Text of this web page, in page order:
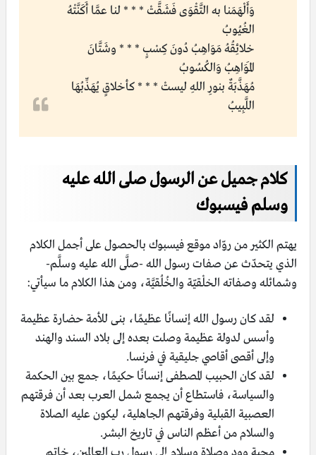
وَأَلْهَمَنا به التَّقْوَى فَشَقَّتْ * * * لنا عمَّا أَكَنَّتْهُ
الغُيُوبُ
خلائِقُهُ مَوَاهِبُ دُونَ كِسْبٍ * * * وشَتَّانَ
المَوَاهِبُ وَالكُسُوبُ
مُهَذَّبَةٌ بنورِ اللهِ ليستْ * * * كأخلاقٍ يُهَذِّبُهَا
اللَّبِيبُ
كلام جميل عن الرسول صلى الله عليه
وسلم فيسبوك
يهتم الكثير من روّاد موقع فيسبوك بالحصول على أجمل الكلام
الذي يتحدّث عن صفات رسول الله -صلَّى الله عليه وسلَّم-
وشمائله وصفاته الخلْقيّة والخُلُقيَّة، ومن هذا الكلام ما سيأتي:
لقد كان رسول الله إنسانًا عظيمًا، بنى للأمة حضارة عظيمة
وأسس لدولة عظيمة وصلت بعده إلى بلاد السند والهند
وإلى أقصى أقاصي جليقية في فرنسا.
لقد كان الحبيب المصطفى إنسانًا حكيمًا، جمع بين الحكمة
والسياسة، فاستطاع أن يجمع شمل العرب بعد أن فرقتهم
العصبية القبلية وفرقتهم الجاهلية، ليكون عليه الصلاة
والسلام من أعظم الناس في تاريخ البشر.